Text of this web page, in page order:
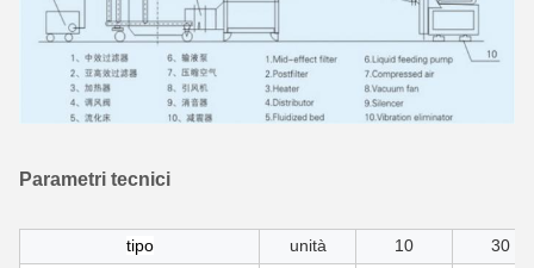
Parametri tecnici
tipo unità 10
30